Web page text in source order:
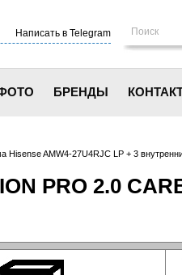
Написать в Telegram
БРЕНДЫ
Hisense AMW4-27U4RJC LP + 3
PRO 2.0